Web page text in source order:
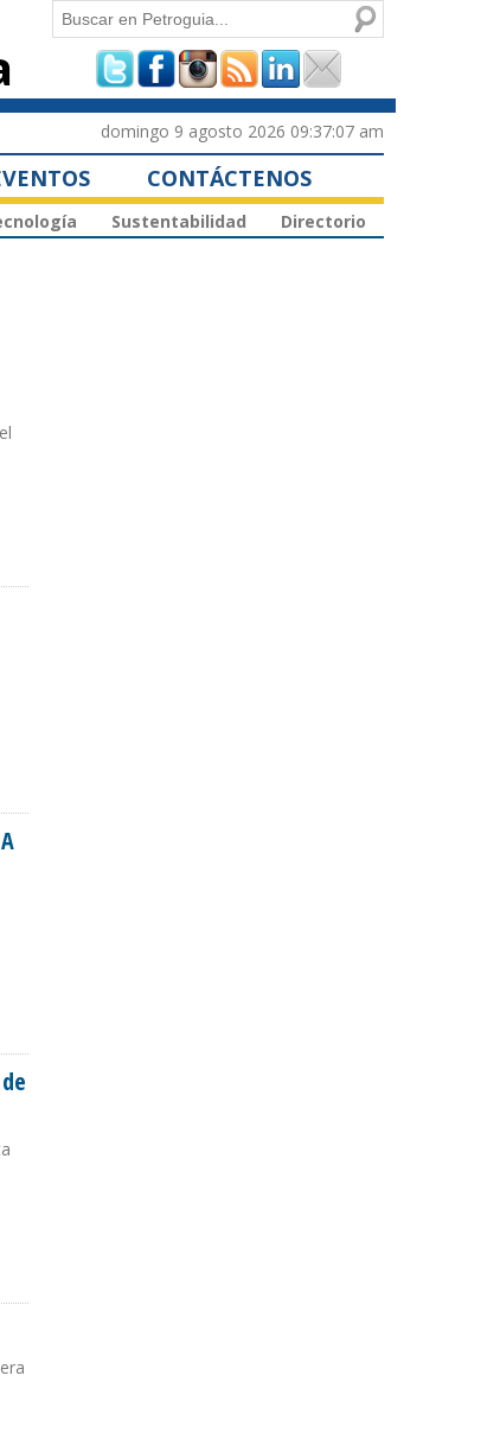
Formulario de
búsqueda
Buscar
domingo 9 agosto 2026 09:37:07 am
CONTÁCTENOS
Sustentabilidad Directorio